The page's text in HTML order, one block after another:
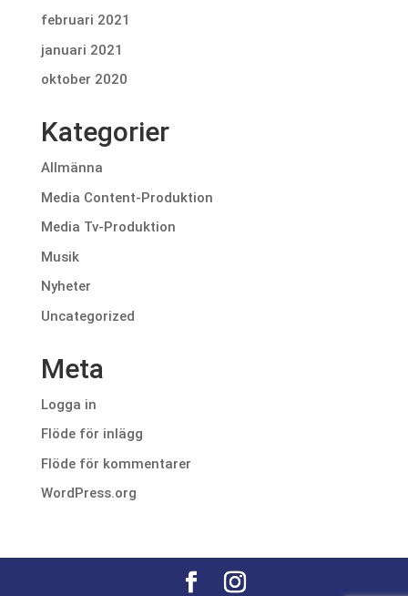
februari 2021
januari 2021
oktober 2020
Kategorier
Allmänna
Media Content-Produktion
Media Tv-Produktion
Musik
Nyheter
Uncategorized
Meta
Logga in
Flöde för inlägg
Flöde för kommentarer
WordPress.org